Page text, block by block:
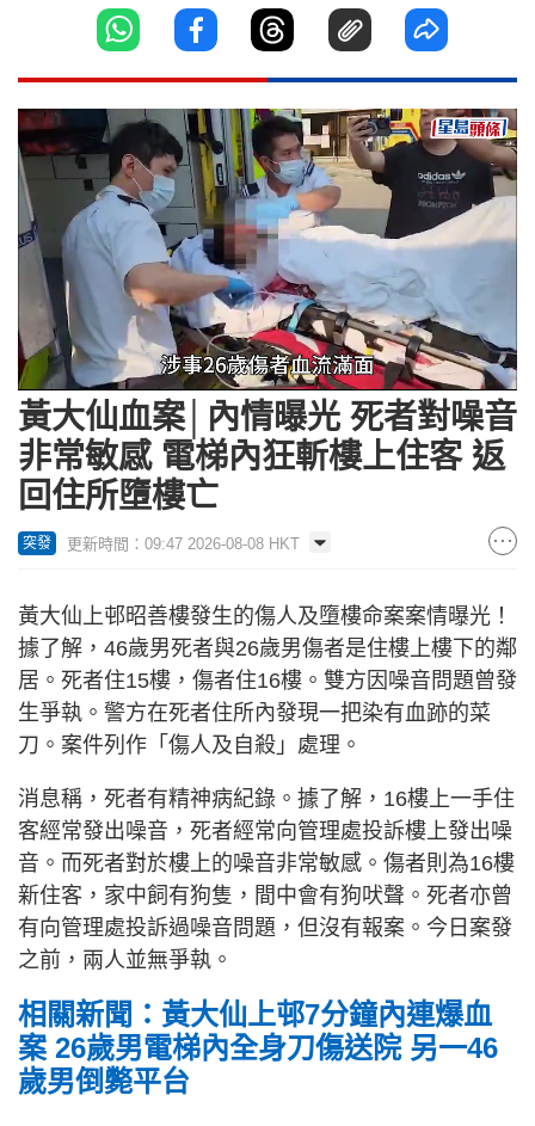
Unmute Loaded:
25.06%
黃大仙血案│內情曝光 死者對噪音
非常敏感 電梯內狂斬樓上住客 返
回住所墮樓亡
突發 更新時間：09:47 2026-08-08 HKT
黃大仙上邨昭善樓發生的傷人及墮樓命案案情曝光！
據了解，46歲男死者與26歲男傷者是住樓上樓下的鄰
居。死者住15樓，傷者住16樓。雙方因噪音問題曾發
生爭執。警方在死者住所內發現一把染有血跡的菜
刀。案件列作「傷人及自殺」處理。
消息稱，死者有精神病紀錄。據了解，16樓上一手住
客經常發出噪音，死者經常向管理處投訴樓上發出噪
音。而死者對於樓上的噪音非常敏感。傷者則為16樓
新住客，家中飼有狗隻，間中會有狗吠聲。死者亦曾
有向管理處投訴過噪音問題，但沒有報案。今日案發
之前，兩人並無爭執。
相關新聞：黃大仙上邨7分鐘內連爆血
案 26歲男電梯內全身刀傷送院 另一46
歲男倒斃平台